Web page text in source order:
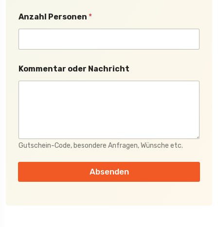
n
z
h
N
a
c
t
o
Anzahl Personen *
Kommentar oder Nachricht
Gutschein-Code, besondere Anfragen, Wünsche etc.
Absenden